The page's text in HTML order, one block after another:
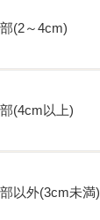
(2～4cm)
(4cm以上)
以外(3cm未満)